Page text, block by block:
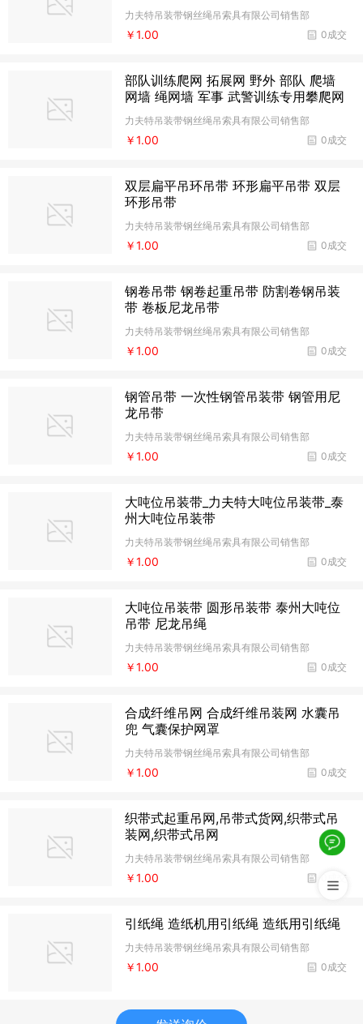
力夫特吊装带钢丝绳吊索具有限公司销售部
0成交
￥1.00
部队训练爬网 拓展网 野外 部队 爬墙
网墙 绳网墙 军事 武警训练专用攀爬网
力夫特吊装带钢丝绳吊索具有限公司销售部
0成交
￥1.00
双层扁平吊环吊带 环形扁平吊带 双层
环形吊带
力夫特吊装带钢丝绳吊索具有限公司销售部
0成交
￥1.00
钢卷吊带 钢卷起重吊带 防割卷钢吊装
带 卷板尼龙吊带
力夫特吊装带钢丝绳吊索具有限公司销售部
0成交
￥1.00
钢管吊带 一次性钢管吊装带 钢管用尼
龙吊带
力夫特吊装带钢丝绳吊索具有限公司销售部
0成交
￥1.00
大吨位吊装带_力夫特大吨位吊装带_泰
州大吨位吊装带
力夫特吊装带钢丝绳吊索具有限公司销售部
0成交
￥1.00
大吨位吊装带 圆形吊装带 泰州大吨位
吊带 尼龙吊绳
力夫特吊装带钢丝绳吊索具有限公司销售部
0成交
￥1.00
合成纤维吊网 合成纤维吊装网 水囊吊
兜 气囊保护网罩
力夫特吊装带钢丝绳吊索具有限公司销售部
0成交
￥1.00
织带式起重吊网,吊带式货网,织带式吊
装网,织带式吊网
力夫特吊装带钢丝绳吊索具有限公司销售部
0成交
￥1.00
引纸绳 造纸机用引纸绳 造纸用引纸绳
力夫特吊装带钢丝绳吊索具有限公司销售部
0成交
￥1.00